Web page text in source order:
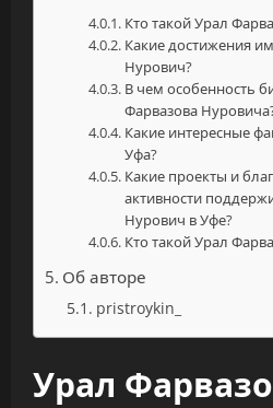
Кто такой Урал
Какие достижения
Нурович?
В чем особенность
Фарвазова
Какие интересные
Уфа?
Какие проекты и
активности
Нурович в Уфе?
Кто такой Урал
Об авторе
pristroykin_
Урал